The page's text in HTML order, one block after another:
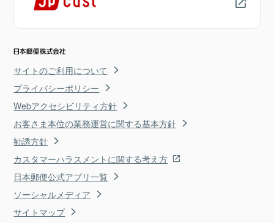
サイトのご利用について
プライバシーポリシー
Webアクセシビリティ方針
お客さま本位の業務運営に関する基本方針
勧誘方針
カスタマーハラスメントに関する考え方
日本郵便公式アプリ一覧
ソーシャルメディア
サイトマップ